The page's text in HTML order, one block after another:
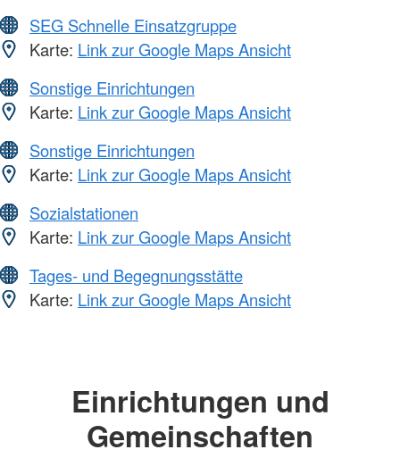
SEG Schnelle Einsatzgruppe
Karte: Link zur Google Maps Ansicht
Sonstige Einrichtungen
Karte: Link zur Google Maps Ansicht
Sonstige Einrichtungen
Karte: Link zur Google Maps Ansicht
Sozialstationen
Karte: Link zur Google Maps Ansicht
Tages- und Begegnungsstätte
Karte: Link zur Google Maps Ansicht
Einrichtungen und
Gemeinschaften